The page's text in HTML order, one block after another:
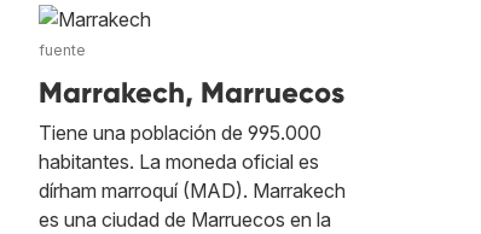
fuente
Marrakech, Marruecos
Tiene una población de 995.000
habitantes. La moneda oficial es
dírham marroquí (MAD). Marrakech
es una ciudad de Marruecos en la